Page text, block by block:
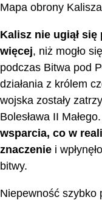
Mapa obrony
Kalisz nie ugiął się
więcej, niż mogło
podczas Bitwa pod
działania z królem
wojska zostały
Bolesława II Małego.
wsparcia, co w
znaczenie i
bitwy.
Niepewność szybko